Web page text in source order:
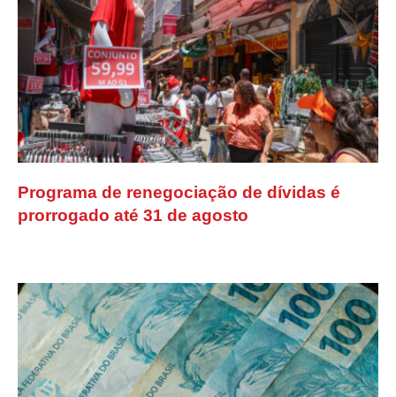
Programa de renegociação de dívidas é
prorrogado até 31 de agosto